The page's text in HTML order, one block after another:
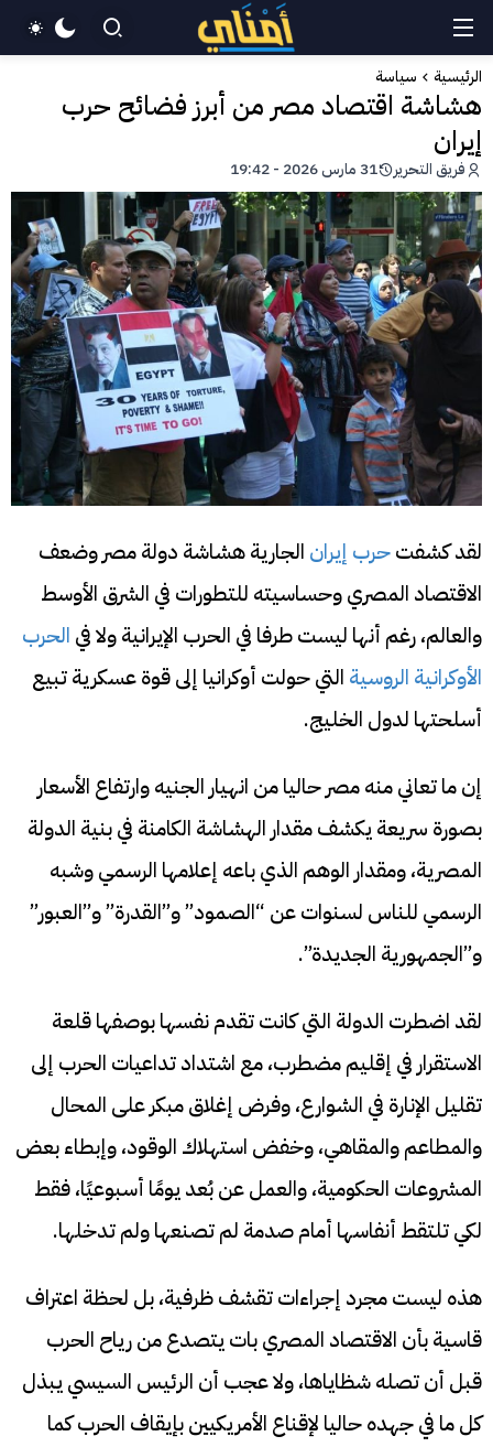
الرئيسية سياسة
هشاشة اقتصاد مصر من أبرز فضائح حرب
إيران
فريق التحرير 31 مارس 2026 - 19:42
لقد كشفتحرب إيران الجارية هشاشة دولة مصر وضعف
الاقتصاد المصري وحساسيته للتطورات في الشرق الأوسط
والعالم، رغم أنها ليست طرفا في الحرب الإيرانية ولا في الحرب
الأوكرانية الروسية التي حولت أوكرانيا إلى قوة عسكرية تبيع
أسلحتها لدول الخليج.
إن ما تعاني منه مصر حاليا من انهيار الجنيه وارتفاع الأسعار
بصورة سريعة يكشف مقدار الهشاشة الكامنة في بنية الدولة
المصرية، ومقدار الوهم الذي باعه إعلامها الرسمي وشبه
الرسمي للناس لسنوات عن “الصمود” و”القدرة” و”العبور”
و”الجمهورية الجديدة”.
لقد اضطرت الدولة التي كانت تقدم نفسها بوصفها قلعة
الاستقرار في إقليم مضطرب، مع اشتداد تداعيات الحرب إلى
تقليل الإنارة في الشوارع، وفرض إغلاق مبكر على المحال
والمطاعم والمقاهي، وخفض استهلاك الوقود، وإبطاء بعض
المشروعات الحكومية، والعمل عن بُعد يومًا أسبوعيًا، فقط
لكي تلتقط أنفاسها أمام صدمة لم تصنعها ولم تدخلها.
هذه ليست مجرد إجراءات تقشف ظرفية، بل لحظة اعتراف
قاسية بأن الاقتصاد المصري بات يتصدع من رياح الحرب
قبل أن تصله شظاياها، ولا عجب أن الرئيس السيسي يبذل
كل ما في جهده حاليا لإقناع الأمريكيين بإيقاف الحرب كما